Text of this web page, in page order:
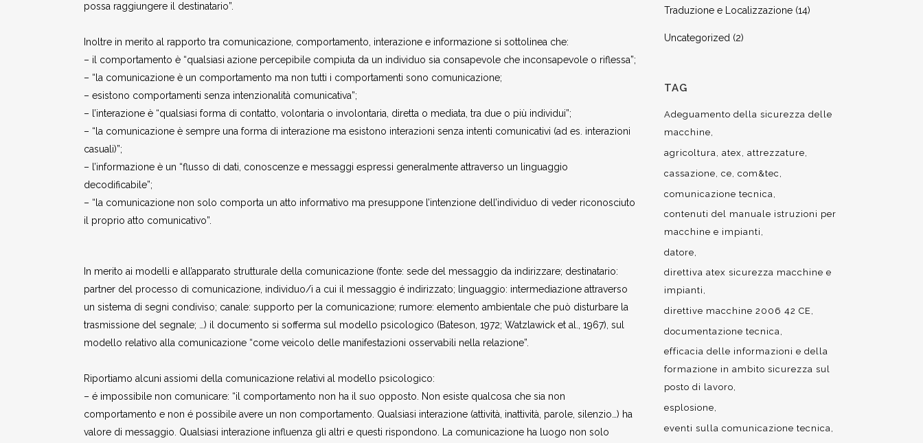
possa raggiungere il destinatario”.
Inoltre in merito al rapporto tra comunicazione, comportamento, interazione e informazione si sottolinea che:
– il comportamento è “qualsiasi azione percepibile compiuta da un individuo sia consapevole che inconsapevole o riflessa”;
– “la comunicazione è un comportamento ma non tutti i comportamenti sono comunicazione;
– esistono comportamenti senza intenzionalità comunicativa”;
– l’interazione è “qualsiasi forma di contatto, volontaria o involontaria, diretta o mediata, tra due o più individui”;
– “la comunicazione è sempre una forma di interazione ma esistono interazioni senza intenti comunicativi (ad es. interazioni
casuali)”;
– l’informazione è un “flusso di dati, conoscenze e messaggi espressi generalmente attraverso un linguaggio
decodificabile”;
– “la comunicazione non solo comporta un atto informativo ma presuppone l’intenzione dell’individuo di veder riconosciuto
il proprio atto comunicativo”.
In merito ai modelli e all’apparato strutturale della comunicazione (fonte: sede del messaggio da indirizzare; destinatario:
partner del processo di comunicazione, individuo/i a cui il messaggio é indirizzato; linguaggio: intermediazione attraverso
un sistema di segni condiviso; canale: supporto per la comunicazione; rumore: elemento ambientale che può disturbare la
trasmissione del segnale; …) il documento si sofferma sul modello psicologico (Bateson, 1972; Watzlawick et al., 1967), sul
modello relativo alla comunicazione “come veicolo delle manifestazioni osservabili nella relazione”.
Riportiamo alcuni assiomi della comunicazione relativi al modello psicologico:
– é impossibile non comunicare: “il comportamento non ha il suo opposto. Non esiste qualcosa che sia non
comportamento e non é possibile avere un non comportamento. Qualsiasi interazione (attività, inattività, parole, silenzio…) ha
valore di messaggio. Qualsiasi interazione influenza gli altri e questi rispondono. La comunicazione ha luogo non solo
Traduzione e Localizzazione (14)
Uncategorized (2)
TAG
Adeguamento della sicurezza delle
macchine
agricoltura atex
attrezzature
cassazione ce com&tec
comunicazione tecnica
contenuti del manuale istruzioni per
macchine e impianti
datore
direttiva atex sicurezza macchine e
impianti
direttive macchine 2006 42 CE
documentazione tecnica
efficacia delle informazioni e della
formazione in ambito sicurezza sul
posto di lavoro
esplosione
eventi sulla comunicazione tecnica